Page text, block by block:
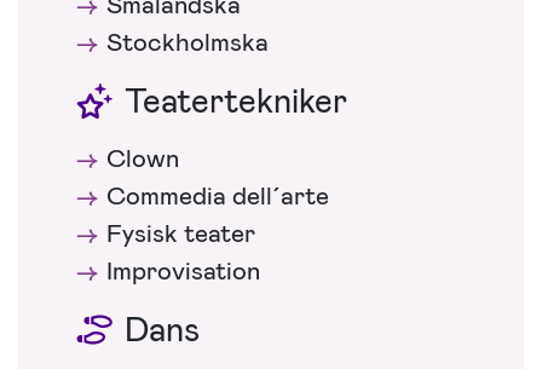
Stockholmska
Teatertekniker
Clown
Commedia dell´arte
Fysisk teater
Improvisation
Dans